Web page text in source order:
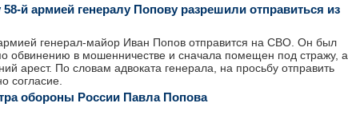
й армией генералу Попову разрешили отправиться из
генерал-майор Иван Попов отправится на СВО. Он был
обвинению в мошенничестве и сначала помещен под стражу, а
арест. По словам адвоката генерала, на просьбу отправить
согласие.
обороны России Павла Попова